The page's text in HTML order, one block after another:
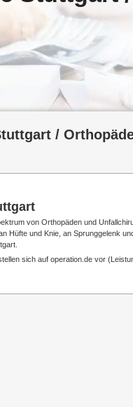
/
von Orthopäden und
Hüfte und Knie, an Sprunggelenk
sich auf operation.de vor